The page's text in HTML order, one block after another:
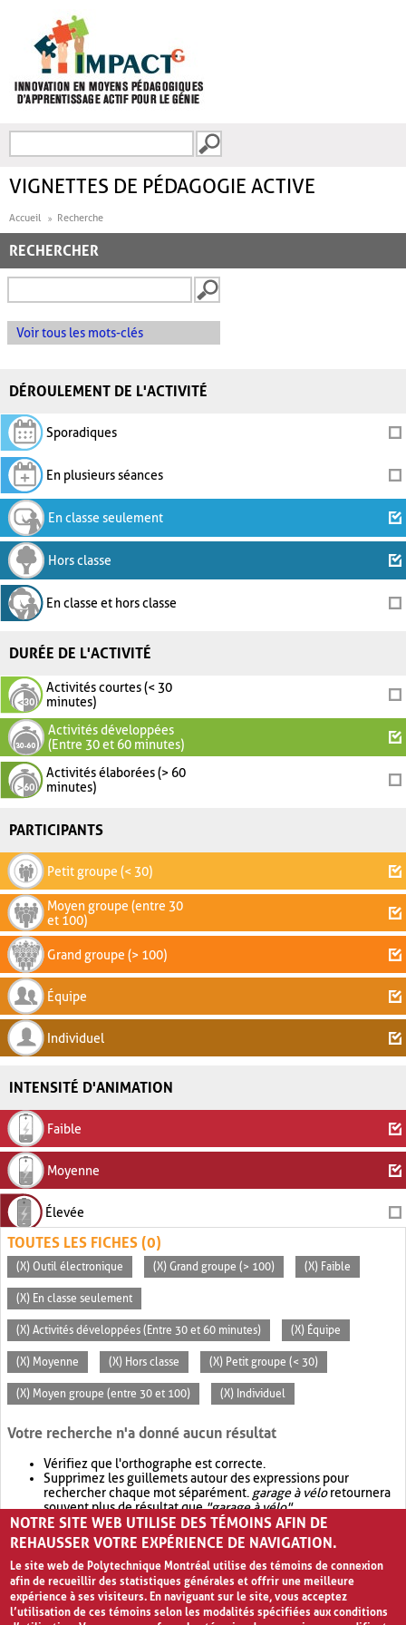
FORMULAIRE DE
VIGNETTES DE PÉDAGOGIE ACTIVE
Accueil Recherche
RECHERCHER
Voir tous les mots-clés
DÉROULEMENT DE L'ACTIVITÉ
Sporadiques
En plusieurs séances
En classe seulement
Hors classe
En classe et hors classe
DURÉE DE L'ACTIVITÉ
Activités courtes (< 30
minutes)
Activités développées
(Entre 30 et 60 minutes)
Activités élaborées (> 60
minutes)
PARTICIPANTS
Petit groupe (< 30)
Moyen groupe (entre 30
et 100)
Grand groupe (> 100)
Équipe
Individuel
INTENSITÉ D'ANIMATION
Faible
Moyenne
Élevée
TOUTES LES FICHES (0)
(X) Outil électronique (X) Grand groupe (> 100) (X) Faible
(X) En classe seulement
(X) Activités développées (Entre 30 et 60 minutes) (X) Équipe
(X) Moyenne (X) Hors classe (X) Petit groupe (< 30)
(X) Moyen groupe (entre 30 et 100) (X) Individuel
Votre recherche n'a donné aucun résultat
Vérifiez que l'orthographe est correcte.
Supprimez les guillemets autour des expressions pour
rechercher chaque mot séparément. garage à véloretournera
souvent plus de résultat que"garage à vélo".
Envisagez d'élargir votre recherche avec OR.garage OR vélo
retournera souvent plus de résultat quegarage à vélo
NOTRE SITE WEB UTILISE DES TÉMOINS AFIN DE
REHAUSSER VOTRE EXPÉRIENCE DE NAVIGATION.
Le site web de Polytechnique Montréal utilise des témoins de connexion
afin de recueillir des statistiques générales et offrir une meilleure
expérience à ses visiteurs. En naviguant sur le site, vous acceptez
l’utilisation de ces témoins selon les modalités spécifiées aux conditions